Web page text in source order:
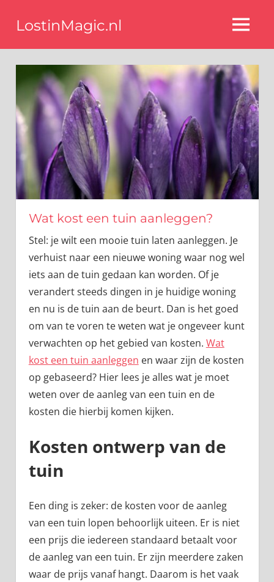
naar
inhoud
LostinMagic.nl
stijlvol
interieur
van
de
blog
interieurstyling
experts
MENU
Wat kost een tuin aanleggen?
Stel: je wilt een mooie tuin laten aanleggen. Je
verhuist naar een nieuwe woning waar nog wel
iets aan de tuin gedaan kan worden. Of je
verandert steeds dingen in je huidige woning
en nu is de tuin aan de beurt. Dan is het goed
om van te voren te weten wat je ongeveer kunt
verwachten op het gebied van kosten. Wat
kost een tuin aanleggen en waar zijn de kosten
op gebaseerd? Hier lees je alles wat je moet
weten over de aanleg van een tuin en de
kosten die hierbij komen kijken.
Kosten ontwerp van de
tuin
Een ding is zeker: de kosten voor de aanleg
van een tuin lopen behoorlijk uiteen. Er is niet
een prijs die iedereen standaard betaalt voor
de aanleg van een tuin. Er zijn meerdere zaken
waar de prijs vanaf hangt. Daarom is het vaak